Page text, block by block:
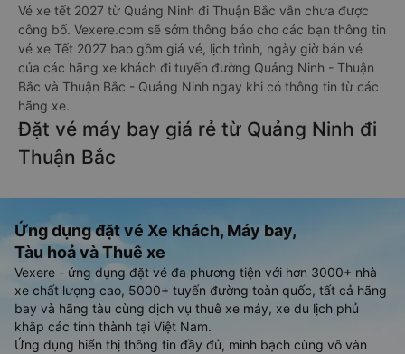
Vé xe tết 2027 từ Quảng Ninh đi Thuận Bắc vẫn chưa được
công bố. Vexere.com sẽ sớm thông báo cho các bạn thông tin
vé xe Tết 2027 bao gồm giá vé, lịch trình, ngày giờ bán vé
của các hãng xe khách đi tuyến đường Quảng Ninh - Thuận
Bắc và Thuận Bắc - Quảng Ninh ngay khi có thông tin từ các
hãng xe.
Đặt vé máy bay giá rẻ từ Quảng Ninh đi
Thuận Bắc
Ứng dụng đặt vé Xe khách, Máy bay,
Tàu hoả và Thuê xe
Vexere - ứng dụng đặt vé đa phương tiện với hơn 3000+ nhà
xe chất lượng cao, 5000+ tuyến đường toàn quốc, tất cả hãng
bay và hãng tàu cùng dịch vụ thuê xe máy, xe du lịch phủ
khắp các tỉnh thành tại Việt Nam.
Ứng dụng hiển thị thông tin đầy đủ, minh bạch cùng vô vàn